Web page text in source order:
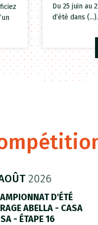
Du 25 juin au
d’été dans
2026
D'ÉTÉ
ABELLA - CASA
- ÉTAPE 16